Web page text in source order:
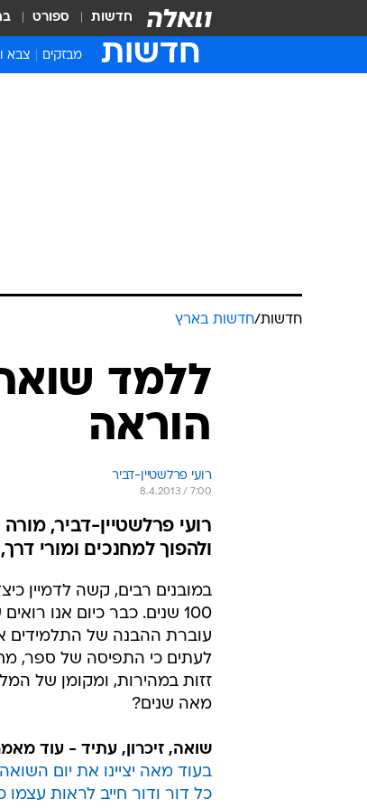
חדשות ספורט
חדשות מבזקים צבא
חדשות/חדשות בארץ
ללמד
הוראה
רועי פרלשטיין-דביר
8.4.2013 / 7:00
רועי פרלשטיין-דביר,
ולהפוך למחנכים ומורי דרך, אולי בעוד 100 שנה נצטרך
במובנים רבים, קשה לדמיין
100 שנים. כבר כיום אנו
עוברת ההבנה של התלמידים
לעתים כי התפיסה של ספר,
זזות במהירות, ומקומן של
מאה שנים?
שואה, זיכרון, עתיד - עוד
בעוד מאה יציינו את יום
כל דור ודור חייב לראות